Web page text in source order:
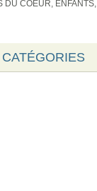
DU COEUR, ENFANTS,